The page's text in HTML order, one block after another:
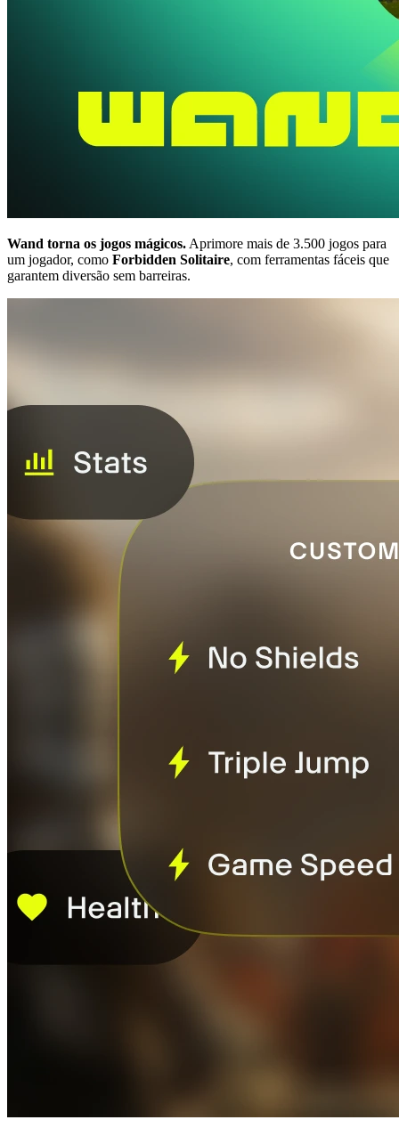
Wand torna os jogos mágicos. Aprimore mais de 3.500 jogos para
um jogador, como Forbidden Solitaire, com ferramentas fáceis que
garantem diversão sem barreiras.